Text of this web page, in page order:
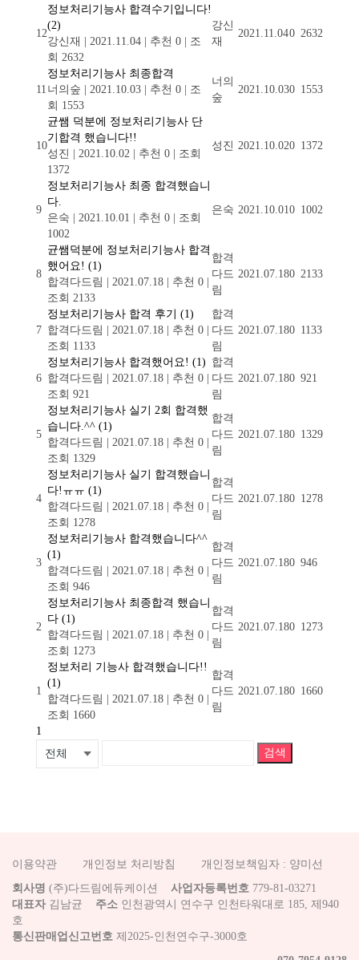
12
정보처리기능사 합격수기입니다!
(2)
강신재
2021.11.04 추천 0
조
회 2632
강신
재
2021.11.040 2632
11
정보처리기능사 최종합격
너의숲
2021.10.03 추천 0
조
회 1553
너의
숲
2021.10.030 1553
10
균쌤 덕분에 정보처리기능사 단
기합격 했습니다!!
성진
2021.10.02 추천 0
조회
1372
성진 2021.10.020 1372
9
정보처리기능사 최종 합격했습니
다.
은숙
2021.10.01 추천 0
조회
1002
은숙 2021.10.010 1002
8
균쌤덕분에 정보처리기능사 합격
했어요! (1)
합격다드림
2021.07.18 추천 0
조회 2133
합격
다드
림
2021.07.180 2133
7
정보처리기능사 합격 후기 (1)
합격다드림
2021.07.18 추천 0
조회 1133
합격
다드
림
2021.07.180 1133
6
정보처리기능사 합격했어요! (1)
합격다드림
2021.07.18 추천 0
조회 921
합격
다드
림
2021.07.180 921
5
정보처리기능사 실기 2회 합격했
습니다.^^ (1)
합격다드림
2021.07.18 추천 0
조회 1329
합격
다드
림
2021.07.180 1329
4
정보처리기능사 실기 합격했습니
다!ㅠㅠ (1)
합격다드림
2021.07.18 추천 0
조회 1278
합격
다드
림
2021.07.180 1278
3
정보처리기능사 합격했습니다^^
(1)
합격다드림
2021.07.18 추천 0
조회 946
합격
다드
림
2021.07.180 946
2
정보처리기능사 최종합격 했습니
다 (1)
합격다드림
2021.07.18 추천 0
조회 1273
합격
다드
림
2021.07.180 1273
1
정보처리 기능사 합격했습니다!!
(1)
합격다드림
2021.07.18 추천 0
조회 1660
합격
다드
림
2021.07.180 1660
1
검색
이용약관 개인정보 처리방침
개인정보책임자 : 양미선
회사명 (주)다드림에듀케이션 사업자등록번호 779-81-03271
대표자 김남균 주소 인천광역시 연수구 인천타워대로 185, 제940
호
통신판매업신고번호 제2025-인천연수구-3000호